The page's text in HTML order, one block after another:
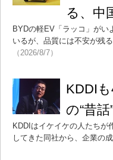
る、中
BYDの軽EV「ラッコ」がい
いるが、品質には不安が残
（2026/8/7）
KDDI
の“昔
KDDIはイケイケの人たち
してきた同社から、企業の